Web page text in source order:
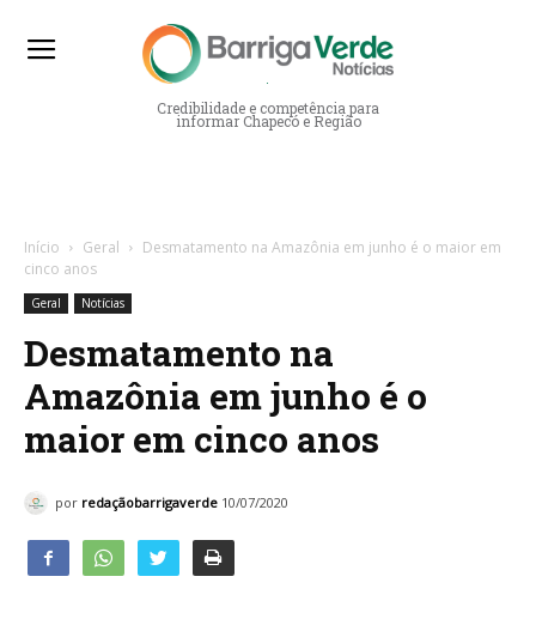
Barriga Verde Notícias
Credibilidade e competência para
informar Chapecó e Região
Início Geral
Desmatamento na Amazônia em junho é o maior em
cinco anos
Geral Notícias
Desmatamento na
Amazônia em junho é o
maior em cinco anos
por redaçãobarrigaverde 10/07/2020